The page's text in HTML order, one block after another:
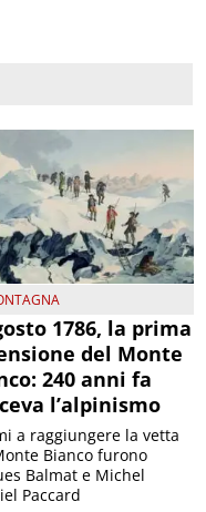
1786, la prima
del Monte
240 anni fa
l’alpinismo
a raggiungere la vetta
Bianco furono
Balmat e Michel
Paccard